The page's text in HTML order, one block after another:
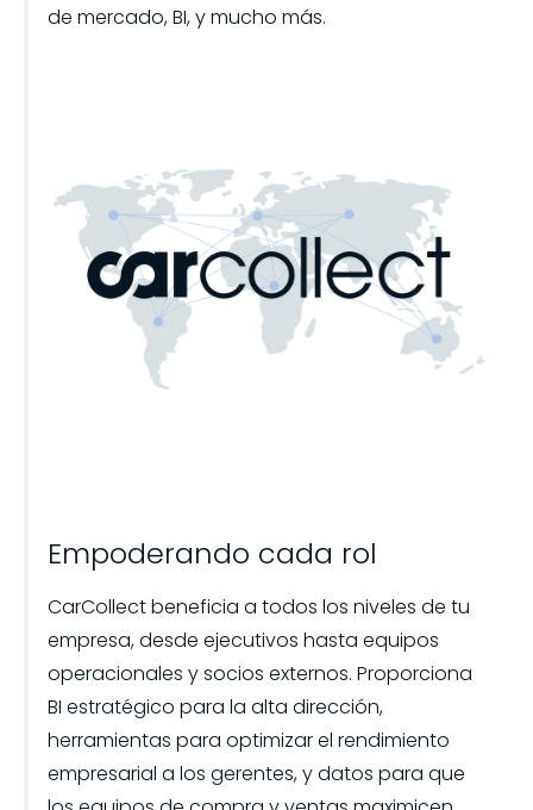
de mercado, BI, y mucho más.
Empoderando cada rol
CarCollect beneficia a todos los niveles de tu
empresa, desde ejecutivos hasta equipos
operacionales y socios externos. Proporciona
BI estratégico para la alta dirección,
herramientas para optimizar el rendimiento
empresarial a los gerentes, y datos para que